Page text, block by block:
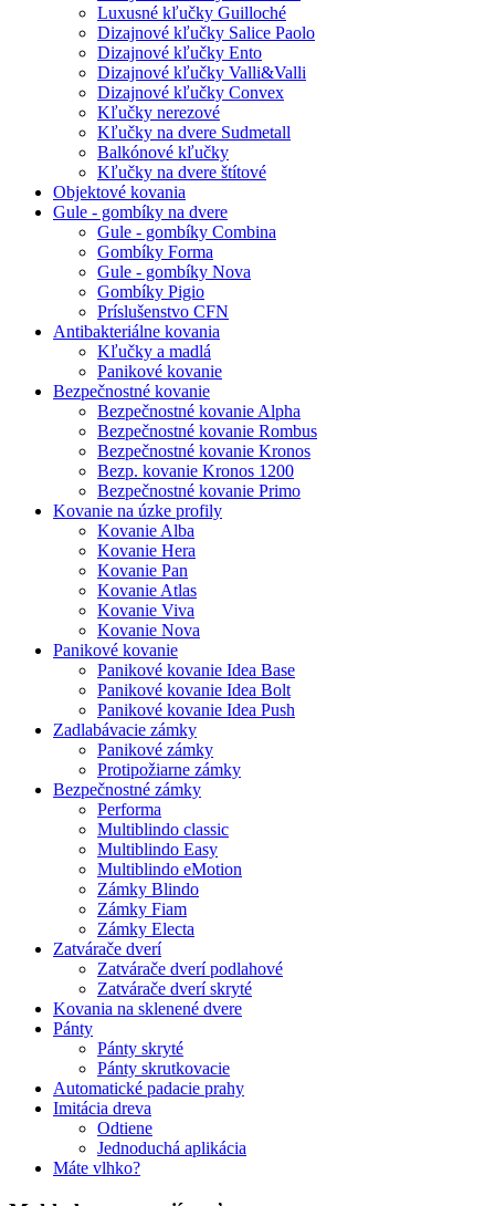
Luxusné kľučky Guilloché
Dizajnové kľučky Salice Paolo
Dizajnové kľučky Ento
Dizajnové kľučky Valli&Valli
Dizajnové kľučky Convex
Kľučky nerezové
Kľučky na dvere Sudmetall
Balkónové kľučky
Kľučky na dvere štítové
Objektové kovania
Gule - gombíky na dvere
Gule - gombíky Combina
Gombíky Forma
Gule - gombíky Nova
Gombíky Pigio
Príslušenstvo CFN
Antibakteriálne kovania
Kľučky a madlá
Panikové kovanie
Bezpečnostné kovanie
Bezpečnostné kovanie Alpha
Bezpečnostné kovanie Rombus
Bezpečnostné kovanie Kronos
Bezp. kovanie Kronos 1200
Bezpečnostné kovanie Primo
Kovanie na úzke profily
Kovanie Alba
Kovanie Hera
Kovanie Pan
Kovanie Atlas
Kovanie Viva
Kovanie Nova
Panikové kovanie
Panikové kovanie Idea Base
Panikové kovanie Idea Bolt
Panikové kovanie Idea Push
Zadlabávacie zámky
Panikové zámky
Protipožiarne zámky
Bezpečnostné zámky
Performa
Multiblindo classic
Multiblindo Easy
Multiblindo eMotion
Zámky Blindo
Zámky Fiam
Zámky Electa
Zatvárače dverí
Zatvárače dverí podlahové
Zatvárače dverí skryté
Kovania na sklenené dvere
Pánty
Pánty skryté
Pánty skrutkovacie
Automatické padacie prahy
Imitácia dreva
Odtiene
Jednoduchá aplikácia
Máte vlhko?